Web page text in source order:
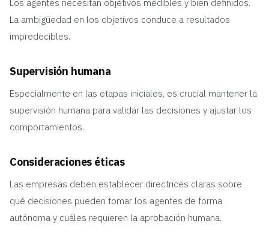
Los agentes necesitan objetivos medibles y bien definidos.
La ambigüedad en los objetivos conduce a resultados
impredecibles.
Supervisión humana
Especialmente en las etapas iniciales, es crucial mantener la
supervisión humana para validar las decisiones y ajustar los
comportamientos.
Consideraciones éticas
Las empresas deben establecer directrices claras sobre
qué decisiones pueden tomar los agentes de forma
autónoma y cuáles requieren la aprobación humana.